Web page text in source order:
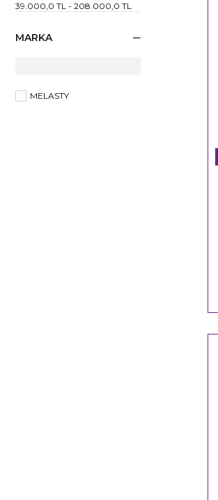
Vakum Pompası Fiber
39.000,0 TL - 208.000,0 TL
MARKA
MELASTY